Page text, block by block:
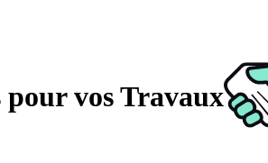
vos Travaux